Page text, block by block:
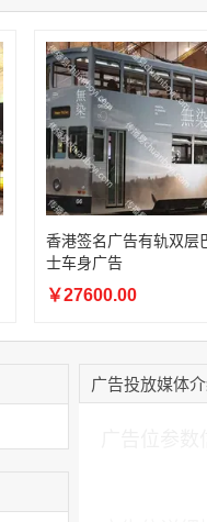
香港签名广告有轨双层
士车身广告
￥27600.00
广告投放媒体